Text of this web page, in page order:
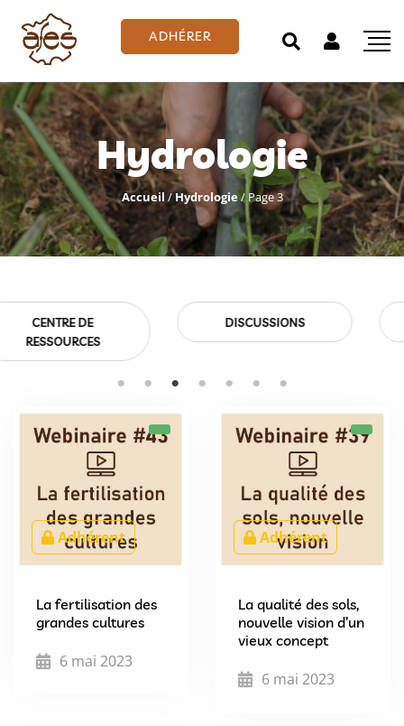
ADHÉRER
Hydrologie
Accueil /Hydrologie/Page 3
Adhérent
La fertilisation des
grandes cultures
6 mai 2023
Adhérent
La qualité des sols,
nouvelle vision d’un
vieux concept
6 mai 2023